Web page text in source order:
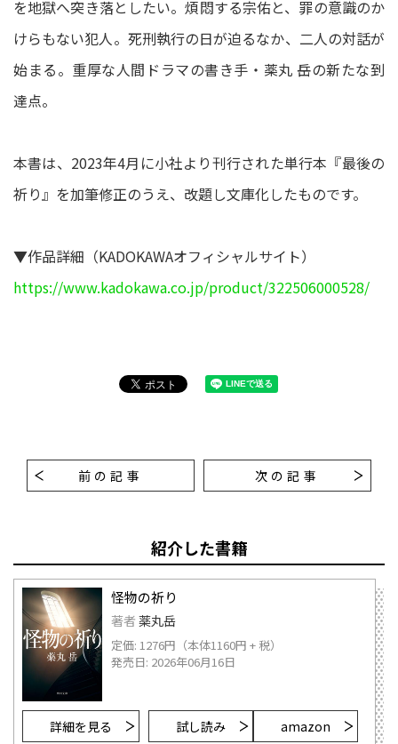
を地獄へ突き落としたい。煩悶する宗佑と、罪の意識のか
けらもない犯人。死刑執行の日が迫るなか、二人の対話が
始まる。重厚な人間ドラマの書き手・薬丸 岳の新たな到
達点。
本書は、2023年4月に小社より刊行された単行本『最後の
祈り』を加筆修正のうえ、改題し文庫化したものです。
▼作品詳細（KADOKAWAオフィシャルサイト）
https://www.kadokawa.co.jp/product/322506000528/
前の記事 次の記事
紹介した書籍
怪物の祈り
著者 薬丸岳
定価: 1276円（本体1160円 + 税）
発売日: 2026年06月16日
詳細を見る 試し読み amazon